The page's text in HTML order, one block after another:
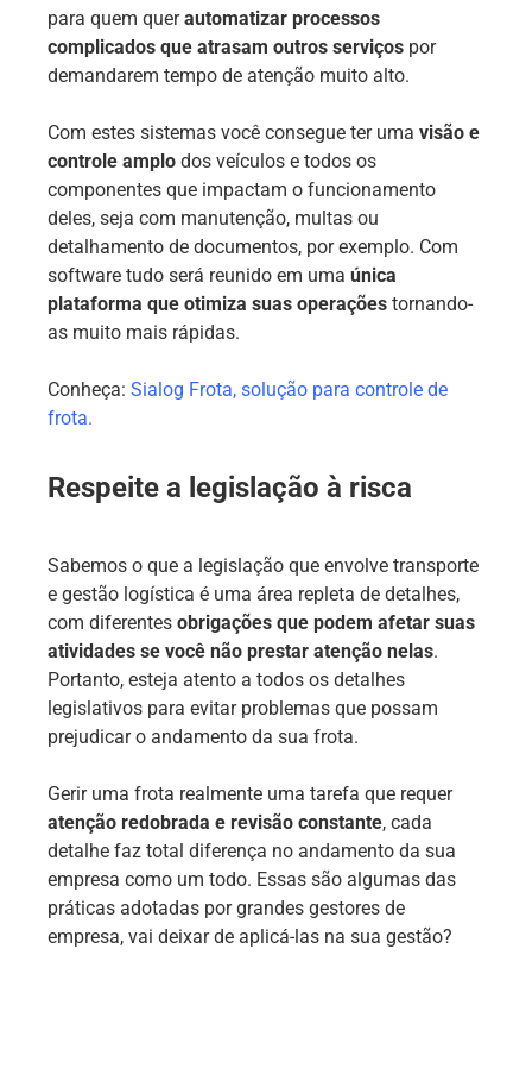
para quem querautomatizar processos
complicados que atrasam outros serviços por
demandarem tempo de atenção muito alto.
Com estes sistemas você consegue ter uma visão e
controle amplo dos veículos e todos os
componentes que impactam o funcionamento
deles, seja com manutenção, multas ou
detalhamento de documentos, por exemplo. Com
software tudo será reunido em uma única
plataforma que otimiza suas operações tornando-
as muito mais rápidas.
Conheça: Sialog Frota, solução para controle de
frota.
Respeite a legislação à risca
Sabemos o que a legislação que envolve transporte
e gestão logística é uma área repleta de detalhes,
com diferentes obrigações que podem afetar suas
atividades se você não prestar atenção nelas.
Portanto, esteja atento a todos os detalhes
legislativos para evitar problemas que possam
prejudicar o andamento da sua frota.
Gerir uma frota realmente uma tarefa que requer
atenção redobrada e revisão constante, cada
detalhe faz total diferença no andamento da sua
empresa como um todo. Essas são algumas das
práticas adotadas por grandes gestores de
empresa, vai deixar de aplicá-las na sua gestão?